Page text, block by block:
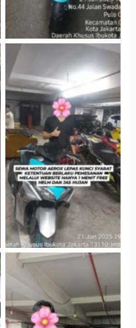
Cityplaza
Jatinegara Gedung
Parkir P6A